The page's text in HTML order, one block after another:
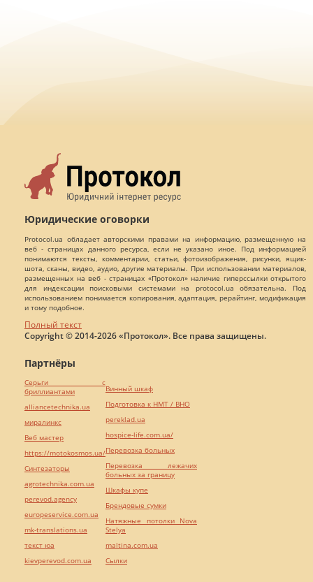
Юридические оговорки
Protocol.ua обладает авторскими правами на информацию, размещенную на
веб - страницах данного ресурса, если не указано иное. Под информацией
понимаются тексты, комментарии, статьи, фотоизображения, рисунки, ящик-
шота, сканы, видео, аудио, другие материалы. При использовании материалов,
размещенных на веб - страницах «Протокол» наличие гиперссылки открытого
для индексации поисковыми системами на protocol.ua обязательна. Под
использованием понимается копирования, адаптация, рерайтинг, модификация
и тому подобное.
Полный текст
Copyright © 2014-2026 «Протокол». Все права защищены.
Партнёры
Серьги с
бриллиантами
alliancetechnika.ua
миралинкс
Веб мастер
https://motokosmos.ua/
Синтезаторы
agrotechnika.com.ua
perevod.agency
europeservice.com.ua
mk-translations.ua
текст юа
kievperevod.com.ua
Винный шкаф
Подготовка к НМТ / ВНО
pereklad.ua
hospice-life.com.ua/
Перевозка больных
Перевозка лежачих
больных за границу
Шкафы купе
Брендовые сумки
Натяжные потолки Nova
Stelya
maltina.com.ua
Cылки